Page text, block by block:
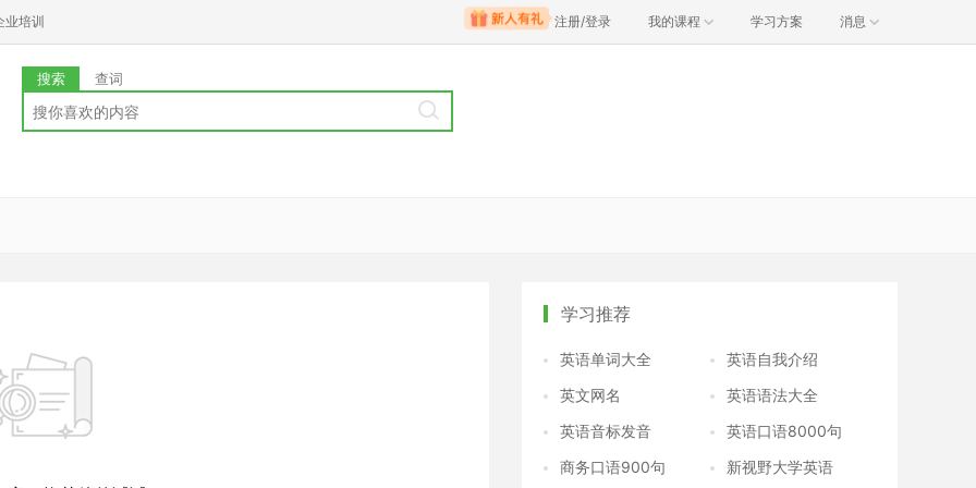
业培训 注册/登录 我的课程 学习方案 消息
搜索 查词
学习推荐
英语单词大全
英语自我介绍
英文网名
英语语法大全
英语音标发音
英语口语8000句
商务口语900句
新视野大学英语